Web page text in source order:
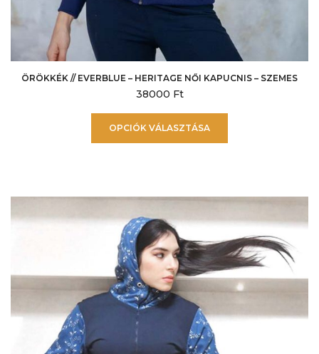
ÖRÖKKÉK // EVERBLUE – HERITAGE NŐI KAPUCNIS – SZEMES
38000 Ft
OPCIÓK VÁLASZTÁSA
A
változatok
a
választhatók